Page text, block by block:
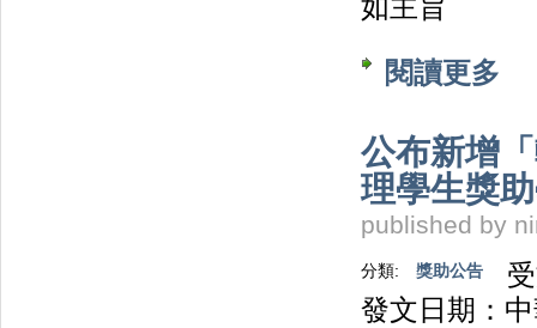
如主旨
閱讀更多
公布新增
理學生獎
published by
分類: 獎助公告
發文日期：